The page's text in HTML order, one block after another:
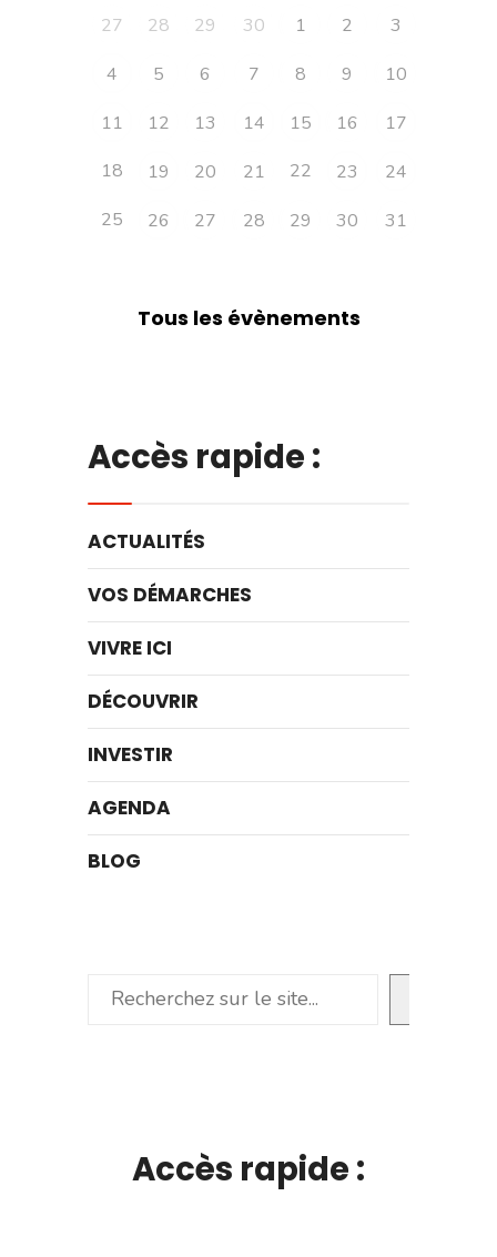
27 28 29 30 1 2
3
4
5 6 7 8 9
10
11
12 13 14 15 16
17
18
19 20 21 22 23
24
25
26 27 28 29 30 31
Tous les évènements
Accès rapide :
ACTUALITÉS
VOS DÉMARCHES
VIVRE ICI
DÉCOUVRIR
INVESTIR
AGENDA
BLOG
Rechercher
Accès rapide :